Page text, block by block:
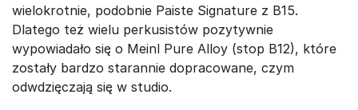
wielokrotnie, podobnie Paiste Signature z B15.
Dlatego też wielu perkusistów pozytywnie
wypowiadało się o Meinl Pure Alloy (stop B12), które
zostały bardzo starannie dopracowane, czym
odwdzięczają się w studio.